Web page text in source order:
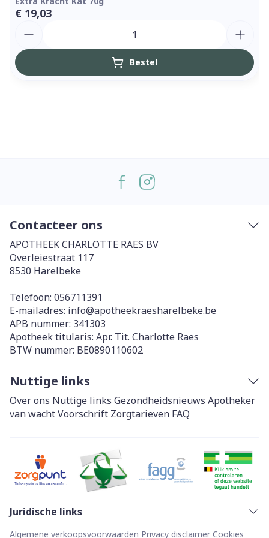
€ 19,03
Bestel
Contacteer ons
APOTHEEK CHARLOTTE RAES BV
Overleiestraat 117
8530 Harelbeke
Telefoon: 056711391
E-mailadres: info@apotheekraesharelbeke.be
APB nummer: 341303
Apotheek titularis: Apr. Tit. Charlotte Raes
BTW nummer: BE0890110602
Nuttige links
Over ons Nuttige links Gezondheidsnieuws Apotheker
van wachtVoorschrift Zorgtarieven FAQ
Juridische links
Algemene verkoopsvoorwaarden Privacy disclaimer Cookies